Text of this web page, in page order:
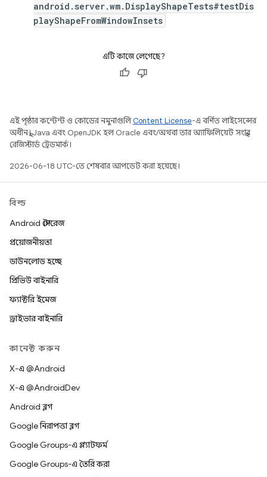
android.server.wm.DisplayShapeTests#testDis
playShapeFromWindowInsets
এটি কাজে লেগেছে?
এই পৃষ্ঠার কন্টেন্ট ও কোডের নমুনাগুলিContent License-এ বর্ণিত লাইসেন্সের
অধীনস্থ। Java এবং OpenJDK হল Oracle এবং/অথবা তার অ্যাফিলিয়েট সংস্থার
রেজিস্টার্ড ট্রেডমার্ক।
2026-06-18 UTC-তে শেষবার আপডেট করা হয়েছে।
বিল্ড
Android স্টোরেজ
প্রয়োজনীয়তা
ডাউনলোড হচ্ছে
প্রিভিউ বাইনারি
ফ্যাক্টরি ইমেজ
ড্রাইভার বাইনারি
কানেক্ট করুন
X-এ @Android
X-এ @AndroidDev
Android ব্লগ
Google নিরাপত্তা ব্লগ
Google Groups-এ প্ল্যাটফর্ম
Google Groups-এ তৈরি করা